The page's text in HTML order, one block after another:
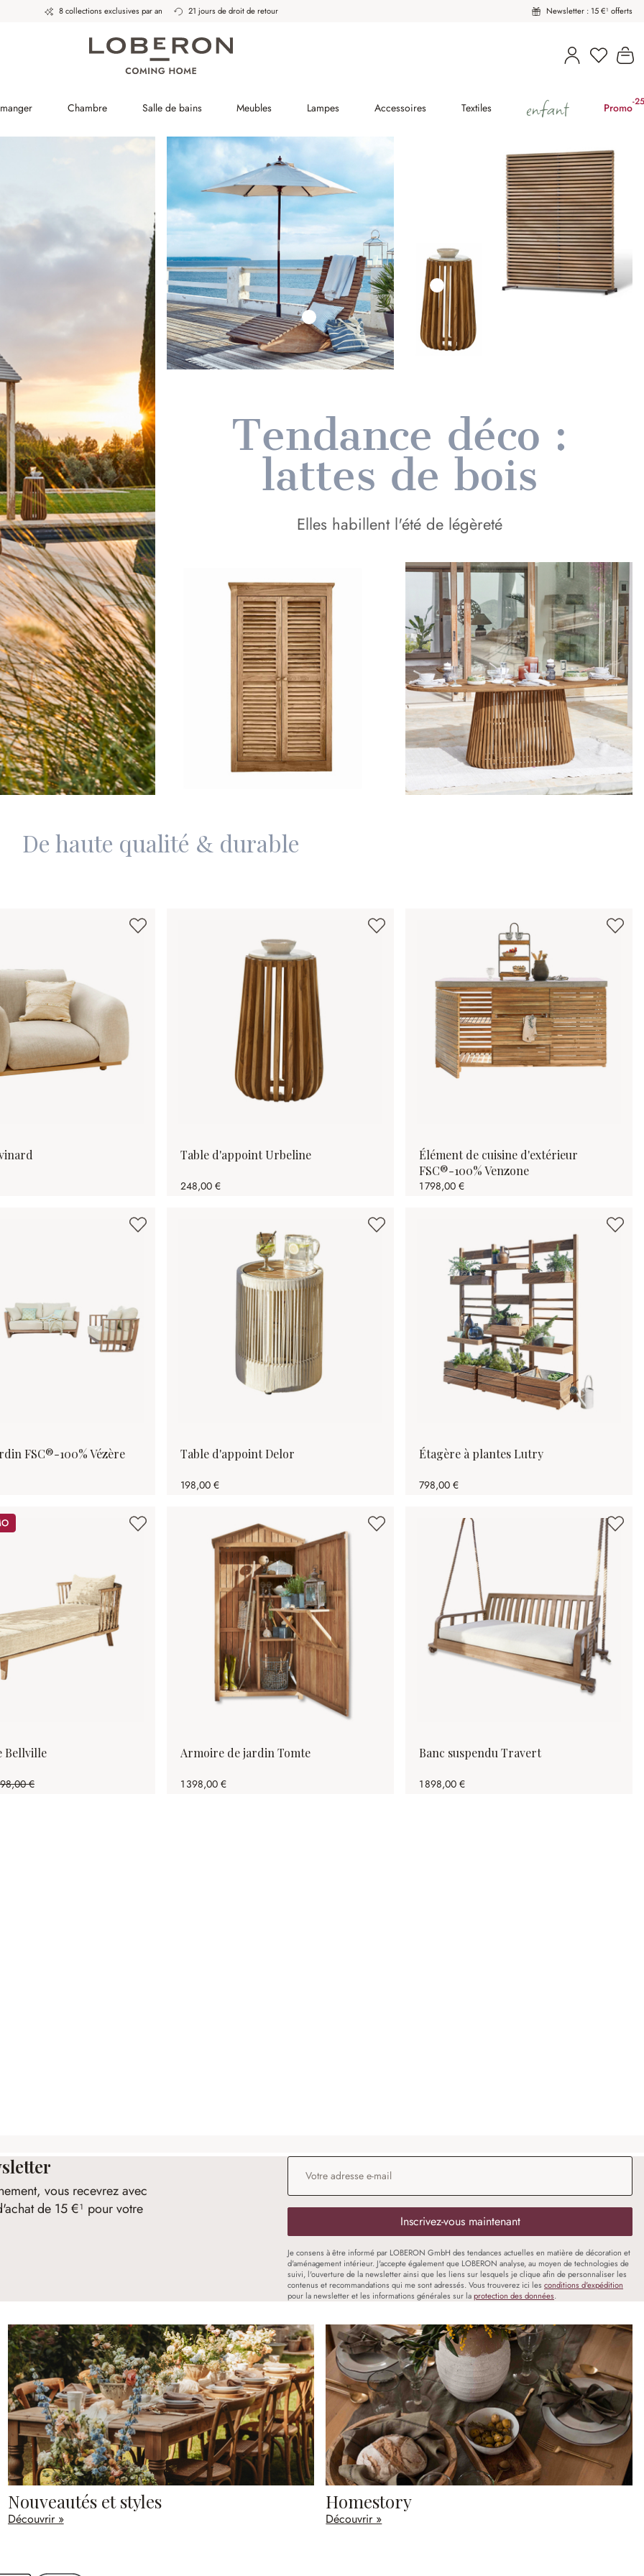
8 collections exclusives par an 21 jours de droit de retour Newsletter : 15 €¹ offerts
Vous
Chambre Salle de bains Meubles Lampes Accessoires Textiles enfant Promo-
Tendance déco :
lattes de bois
Elles habillent l'été de légèreté
De haute qualité & durable
Table d'appoint Urbeline
248,00 €
Élément de cuisine d'extérieur
FSC®-100% Venzone
1 798,00 €
FSC®-100% Vézère Table d'appoint Delor
198,00 €
Étagère à plantes Lutry
798,00 €
Bellville
€
Armoire de jardin Tomte
1 398,00 €
Banc suspendu Travert
1 898,00 €
vous recevrez avec
de 15 €¹ pour votre
Adresse e-mail
Inscrivez-vous maintenant
Je consens à être informé par LOBERON GmbH des tendances actuelles en matière de décoration et
d'aménagement intérieur. J'accepte également que LOBERON analyse, au moyen de technologies de
suivi, l'ouverture de la newsletter ainsi que les liens sur lesquels je clique afin de personnaliser les
contenus et recommandations qui me sont adressés. Vous trouverez ici les conditions d'expédition
pour la newsletter et les informations générales sur laprotection des données.
Nouveautés et styles
Découvrir »
Homestory
Découvrir »